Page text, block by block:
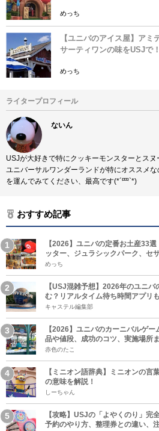
めっち
【ユニバのアイス屋】アミ
サーティワンの味をUSJで
めっち
ライタープロフィール
ないん
USJが大好きで特にクッキーモンスターとスヌ
ユニバーサルワンダーランドが特にオススメ
を運んでみてください、最高です(*´罒`*)
おすすめ記事
【2026】ユニバの定番お土産33
ッター、ジュラシックパーク、セ
めっち
【USJ混雑予想】2026年のユニ
む？リアルタイム待ち時間アプリも
キャステル編集部
【2026】ユニバのカーニバルゲ
品や値段、成功のコツ、実施場所
赤色のたこ
【ミニオン語辞典】ミニオンの
の意味を解説！
しーちゃん
【攻略】USJの「よやくのり」完
予約のやり方、整理券との違い、